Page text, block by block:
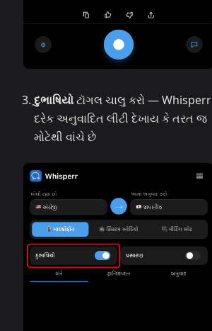
દુભાષિયોટૉગલ ચાલુ કરો — Whisperr
દરેક અનુવાદિત લીટી દેખાય કે તરત જ
મોટેથી વાંચે છે